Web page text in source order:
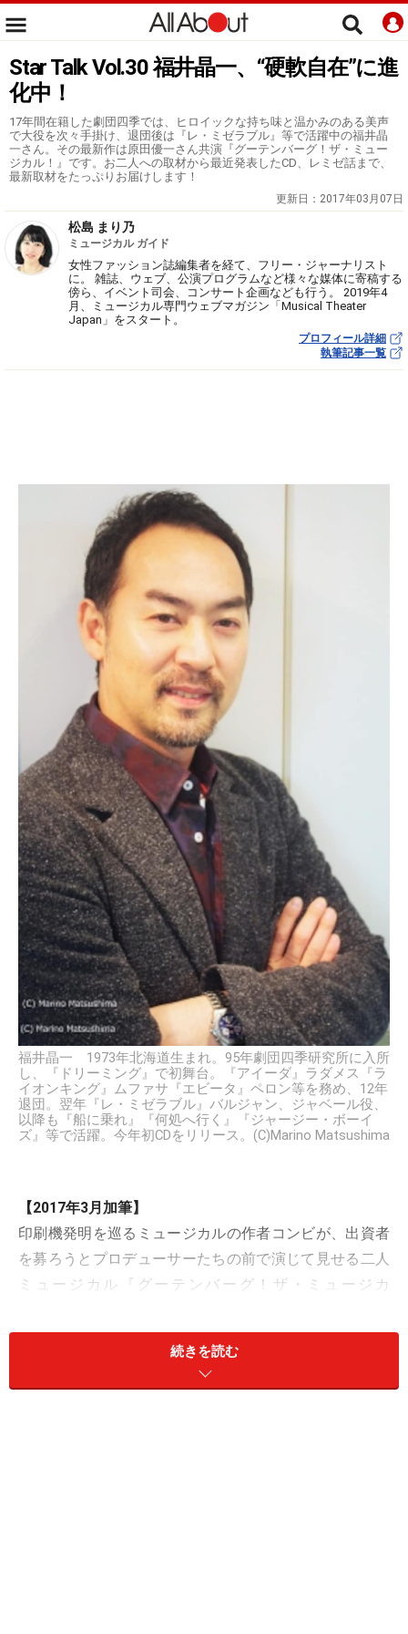
Star Talk Vol.30 福井晶一、“硬軟自在”に進
化中！
17年間在籍した劇団四季では、ヒロイックな持ち味と温かみのある美声
で大役を次々手掛け、退団後は『レ・ミゼラブル』等で活躍中の福井晶
一さん。その最新作は原田優一さん共演『グーテンバーグ！ザ・ミュー
ジカル！』です。お二人への取材から最近発表したCD、レミゼ話まで、
最新取材をたっぷりお届けします！
更新日： 2017年03月07日
松島 まり乃
ミュージカル ガイド
女性ファッション誌編集者を経て、フリー・ジャーナリスト
に。 雑誌、ウェブ、公演プログラムなど様々な媒体に寄稿する
傍ら、イベント司会、コンサート企画なども行う。 2019年4
月、ミュージカル専門ウェブマガジン「Musical Theater
Japan」をスタート。
プロフィール詳細
執筆記事一覧
福井晶一 1973年北海道生まれ。95年劇団四季研究所に入所
し、『ドリーミング』で初舞台。『アイーダ』ラダメス『ラ
イオンキング』ムファサ『エビータ』ペロン等を務め、12年
退団。翌年『レ・ミゼラブル』バルジャン、ジャベール役、
以降も『船に乗れ』『何処へ行く』『ジャージー・ボーイ
ズ』等で活躍。今年初CDをリリース。(C)Marino Matsushima
【2017年3月加筆】
印刷機発明を巡るミュージカルの作者コンビが、出資者
を募ろうとプロデューサーたちの前で演じて見せる二人
ミュージカル『グーテンバーグ！ザ・ミュージカ
に加えて韓国でもヒットを飛ばし、今回、日本に初上陸
します。劇中に登場する20あまりの役を、帽子を変える
だけで次々に演じ分けてゆくという高難度芝居に挑むの
続きを読む